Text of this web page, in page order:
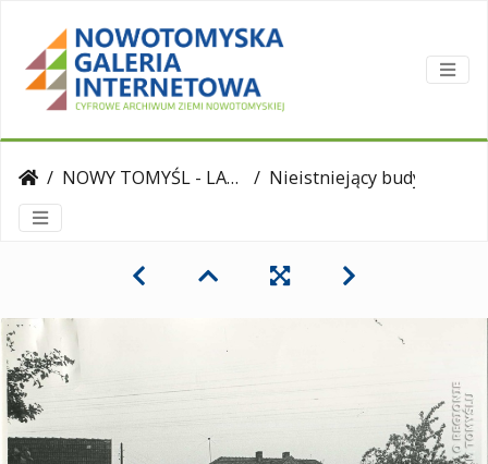
NOWY TOMYŚL - LATA PRL-u Nieistniejący budynek przy ul. 3. Stycznia, 1984 r.